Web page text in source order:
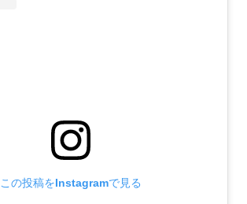
この投稿をInstagramで見る